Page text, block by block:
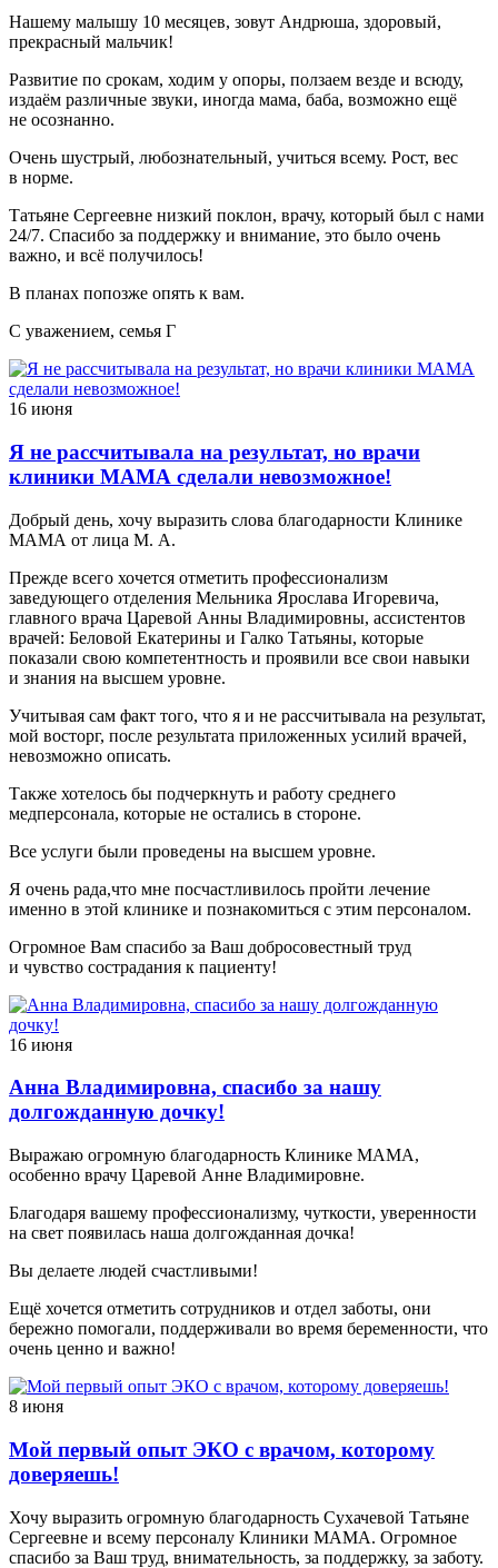
Нашему малышу 10 месяцев, зовут Андрюша, здоровый,
прекрасный мальчик!
Развитие по срокам, ходим у опоры, ползаем везде и всюду,
издаём различные звуки, иногда мама, баба, возможно ещё
не осознанно.
Очень шустрый, любознательный, учиться всему. Рост, вес
в норме.
Татьяне Сергеевне низкий поклон, врачу, который был с нами
24/7. Спасибо за поддержку и внимание, это было очень
важно, и всё получилось!
В планах попозже опять к вам.
С уважением, семья Г
16 июня
Я не рассчитывала на результат, но врачи
клиники МАМА сделали невозможное!
Добрый день, хочу выразить слова благодарности Клинике
МАМА от лица М. А.
Прежде всего хочется отметить профессионализм
заведующего отделения Мельника Ярослава Игоревича,
главного врача Царевой Анны Владимировны, ассистентов
врачей: Беловой Екатерины и Галко Татьяны, которые
показали свою компетентность и проявили все свои навыки
и знания на высшем уровне.
Учитывая сам факт того, что я и не рассчитывала на результат,
мой восторг, после результата приложенных усилий врачей,
невозможно описать.
Также хотелось бы подчеркнуть и работу среднего
медперсонала, которые не остались в стороне.
Все услуги были проведены на высшем уровне.
Я очень рада,что мне посчастливилось пройти лечение
именно в этой клинике и познакомиться с этим персоналом.
Огромное Вам спасибо за Ваш добросовестный труд
и чувство сострадания к пациенту!
16 июня
Анна Владимировна, спасибо за нашу
долгожданную дочку!
Выражаю огромную благодарность Клинике МАМА,
особенно врачу Царевой Анне Владимировне.
Благодаря вашему профессионализму, чуткости, уверенности
на свет появилась наша долгожданная дочка!
Вы делаете людей счастливыми!
Ещё хочется отметить сотрудников и отдел заботы, они
бережно помогали, поддерживали во время беременности, что
очень ценно и важно!
8 июня
Мой первый опыт ЭКО с врачом, которому
доверяешь!
Хочу выразить огромную благодарность Сухачевой Татьяне
Сергеевне и всему персоналу Клиники МАМА. Огромное
спасибо за Ваш труд, внимательность, за поддержку, за заботу.